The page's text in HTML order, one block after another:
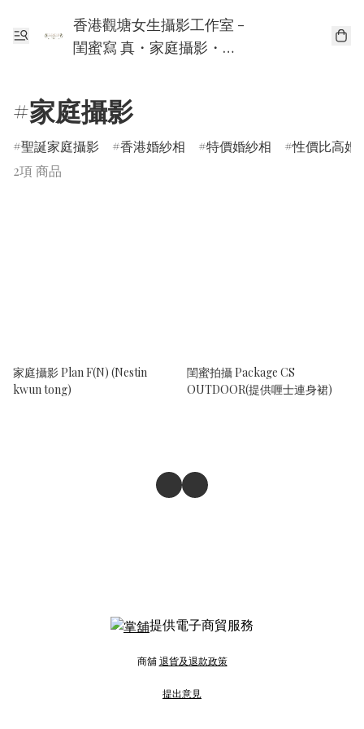
香港觀塘女生攝影工作室 -
閨蜜寫 真・家庭攝影・個
#家庭攝影
聖誕家庭攝影 香港婚紗相 特價婚紗相
性價比高婚
2項 商品
家庭攝影 Plan F(N) (Nestin
kwun tong)
閨蜜拍攝 Package CS
OUTDOOR(提供喱士連身裙)
提供電子商貿服務
商舖退貨及退款政策
提出意見